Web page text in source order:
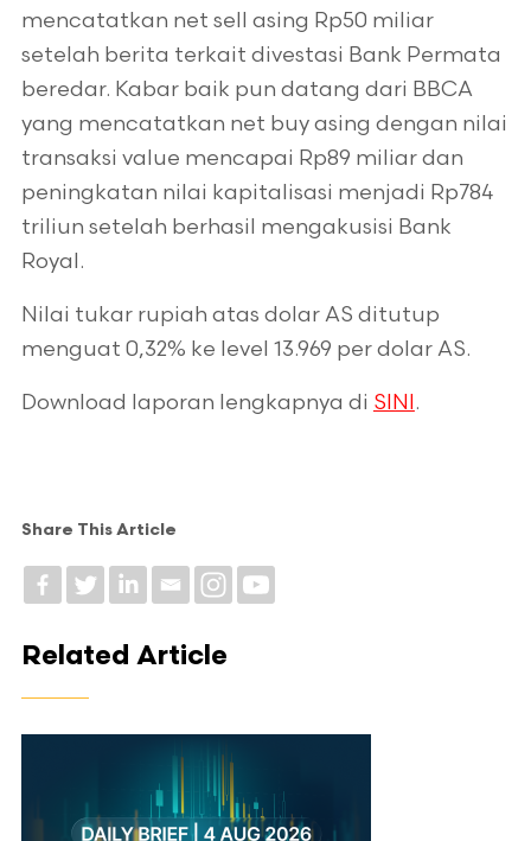
mencatatkan net sell asing Rp50 miliar
setelah berita terkait divestasi Bank Permata
beredar. Kabar baik pun datang dari BBCA
yang mencatatkan net buy asing dengan nilai
transaksi value mencapai Rp89 miliar dan
peningkatan nilai kapitalisasi menjadi Rp784
triliun setelah berhasil mengakusisi Bank
Royal.
Nilai tukar rupiah atas dolar AS ditutup
menguat 0,32% ke level 13.969 per dolar AS.
Download laporan lengkapnya di SINI .
Share This Article
Related Article